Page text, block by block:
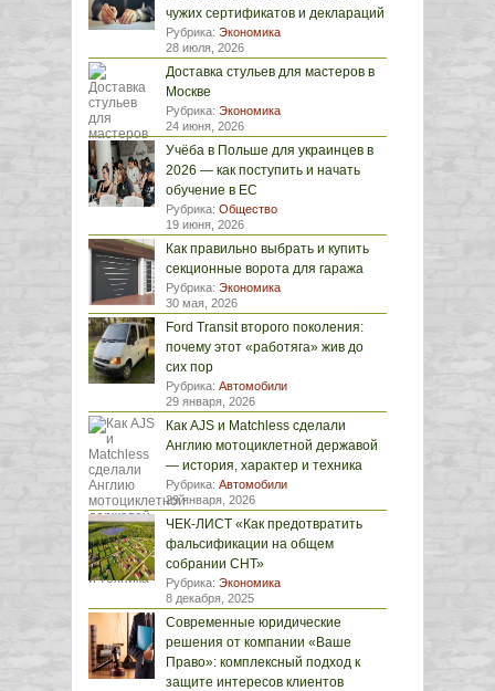
чужих сертификатов и деклараций
Рубрика: Экономика
28 июля, 2026
Доставка стульев для мастеров в
Москве
Рубрика: Экономика
24 июня, 2026
Учёба в Польше для украинцев в
2026 — как поступить и начать
обучение в ЕС
Рубрика: Общество
19 июня, 2026
Как правильно выбрать и купить
секционные ворота для гаража
Рубрика: Экономика
30 мая, 2026
Ford Transit второго поколения:
почему этот «работяга» жив до
сих пор
Рубрика: Автомобили
29 января, 2026
Как AJS и Matchless сделали
Англию мотоциклетной державой
— история, характер и техника
Рубрика: Автомобили
29 января, 2026
ЧЕК-ЛИСТ «Как предотвратить
фальсификации на общем
собрании СНТ»
Рубрика: Экономика
8 декабря, 2025
Современные юридические
решения от компании «Ваше
Право»: комплексный подход к
защите интересов клиентов